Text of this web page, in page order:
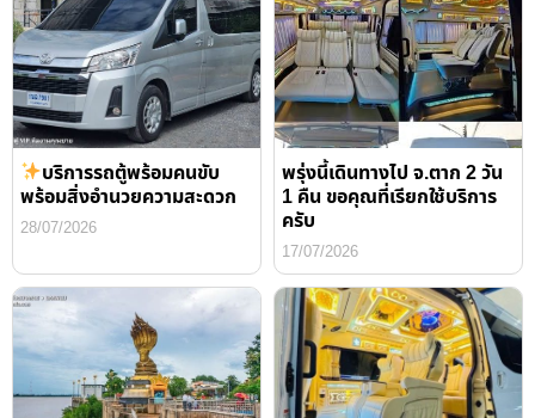
บริการรถตู้พร้อมคนขับ
พร้อมสิ่งอำนวยความสะดวก
28/07/2026
พรุ่งนี้เดินทางไป จ.ตาก 2 วัน
1 คืน ขอคุณที่เรียกใช้บริการ
ครับ
17/07/2026